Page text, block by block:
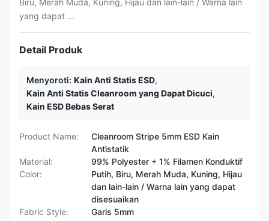
Biru, Merah Muda, Kuning, Hijau dan lain-lain / Warna lain
yang dapat ...
Detail Produk
Menyoroti: Kain Anti Statis ESD,
Kain Anti Statis Cleanroom yang Dapat Dicuci,
Kain ESD Bebas Serat
Product Name:
Cleanroom Stripe 5mm ESD Kain
Antistatik
Material:
99% Polyester + 1% Filamen Konduktif
Color:
Putih, Biru, Merah Muda, Kuning, Hijau
dan lain-lain / Warna lain yang dapat
disesuaikan
Fabric Style:
Garis 5mm